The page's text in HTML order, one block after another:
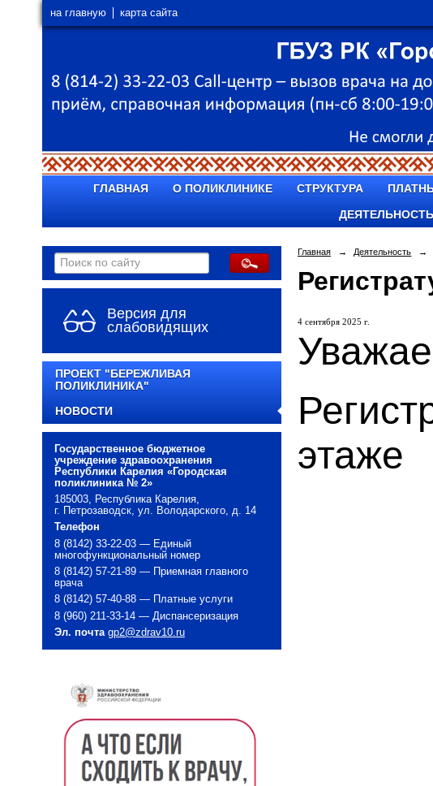
на главную карта сайта
ГЛАВНАЯ О ПОЛИКЛИНИКЕ СТРУКТУРА
ДЕЯТЕЛЬНОСТЬ
Версия для
слабовидящих
ПРОЕКТ "БЕРЕЖЛИВАЯ
ПОЛИКЛИНИКА"
НОВОСТИ
Государственное бюджетное
учреждение здравоохранения
Республики Карелия «Городская
поликлиника № 2»
185003, Республика Карелия,
г. Петрозаводск, ул. Володарского, д. 14
Телефон
8 (8142) 33-22-03 — Единый
многофункциональный номер
8 (8142) 57-21-89 — Приемная главного
врача
8 (8142) 57-40-88 — Платные услуги
8 (960) 211-33-14 — Диспансеризация
Эл. почта gp2@zdrav10.ru
Главная → Деятельность →
4 сентября 2025 г.
этаже